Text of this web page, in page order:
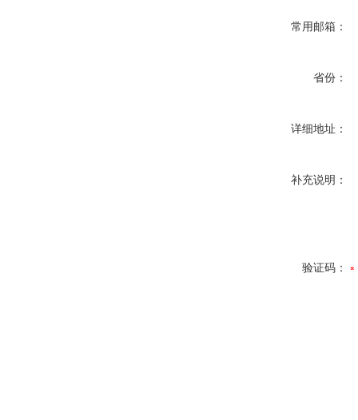
常用邮箱：
省份：
详细地址：
补充说明：
验证码：